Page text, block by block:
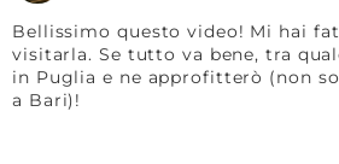
Bellissimo questo video! Mi hai
visitarla. Se tutto va bene, tra
in Puglia e ne approfitterò (non
a Bari)!